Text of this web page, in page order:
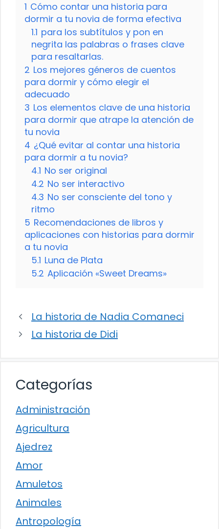
1 Cómo contar una historia para
dormir a tu novia de forma efectiva
1.1 para los subtítulos y pon en
negrita las palabras o frases clave
para resaltarlas.
2 Los mejores géneros de cuentos
para dormir y cómo elegir el
adecuado
3 Los elementos clave de una historia
para dormir que atrape la atención de
tu novia
4 ¿Qué evitar al contar una historia
para dormir a tu novia?
4.1 No ser original
4.2 No ser interactivo
4.3 No ser consciente del tono y
ritmo
5 Recomendaciones de libros y
aplicaciones con historias para dormir
a tu novia
5.1 Luna de Plata
5.2 Aplicación «Sweet Dreams»
La historia de Nadia Comaneci
La historia de Didi
Categorías
Administración
Agricultura
Ajedrez
Amor
Amuletos
Animales
Antropología